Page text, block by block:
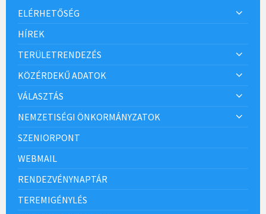
ELÉRHETŐSÉG
HÍREK
TERÜLETRENDEZÉS
KÖZÉRDEKŰ ADATOK
VÁLASZTÁS
NEMZETISÉGI ÖNKORMÁNYZATOK
SZENIORPONT
WEBMAIL
RENDEZVÉNYNAPTÁR
TEREMIGÉNYLÉS